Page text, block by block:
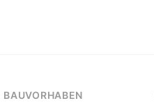
BAUVORHABEN